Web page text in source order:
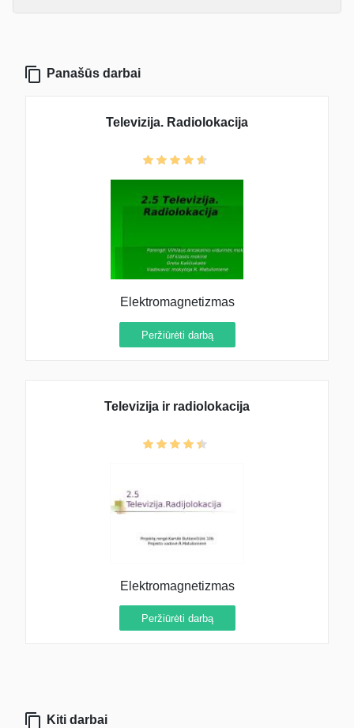
Panašūs darbai
Televizija. Radiolokacija
Elektromagnetizmas
Peržiūrėti darbą
Televizija ir radiolokacija
Elektromagnetizmas
Peržiūrėti darbą
Kiti darbai